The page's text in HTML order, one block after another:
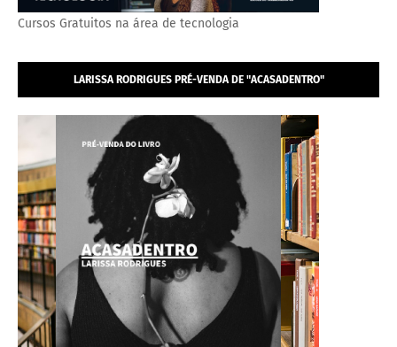
Cursos Gratuitos na área de tecnologia
LARISSA RODRIGUES PRÉ-VENDA DE "ACASADENTRO"